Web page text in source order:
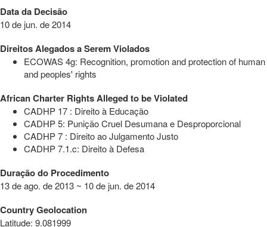
Data da Decisão
10 de jun. de 2014
Direitos Alegados a Serem Violados
ECOWAS 4g: Recognition, promotion and protection of human
and peoples' rights
African Charter Rights Alleged to be Violated
CADHP 17 : Direito à Educação
CADHP 5: Punição Cruel Desumana e Desproporcional
CADHP 7 : Direito ao Julgamento Justo
CADHP 7.1.c: Direito à Defesa
Duração do Procedimento
13 de ago. de 2013 ~ 10 de jun. de 2014
Country Geolocation
Latitude: 9.081999